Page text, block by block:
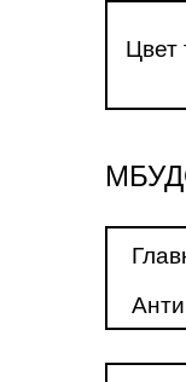
Цвет